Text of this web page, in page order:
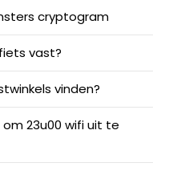
cryptogram
vast?
vinden?
23u00 wifi uit te